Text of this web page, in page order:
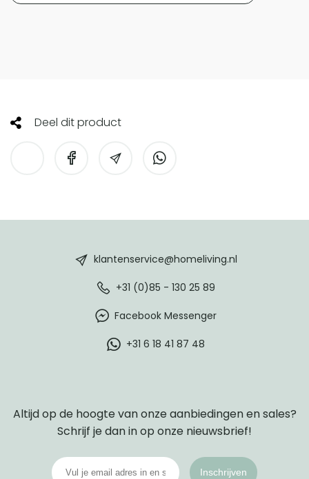
Deel dit product
klantenservice@homeliving.nl
+31 (0)85 - 130 25 89
Facebook Messenger
+31 6 18 41 87 48
Altijd op de hoogte van onze aanbiedingen en sales?
Schrijf je dan in op onze nieuwsbrief!
Inschrijven